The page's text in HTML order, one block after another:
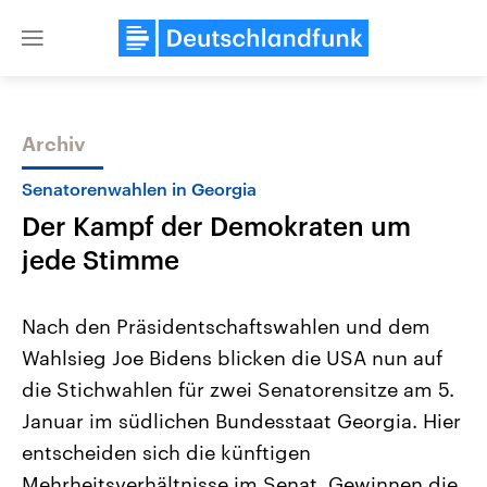
Close
Themen
Landtagswahl Sachsen-Anhalt
2026
Alle Informationen
Sachsen-Anhalt wählt am 6.
September 2026 einen neuen
Landtag. Seit 2021 wird das
Bundesland von einer Koalition aus
Aktuelle Beiträge,
Hintergründe
Wirtschaftlich und
gehören die Vereinigten
den mächtigsten Ländern
mit großem Einfluss auf
Archiv
Senatorenwahlen in Georgia
Der Kampf der Demokraten um
jede Stimme
Nach den Präsidentschaftswahlen und dem
Wahlsieg Joe Bidens blicken die USA nun auf
die Stichwahlen für zwei Senatorensitze am 5.
Januar im südlichen Bundesstaat Georgia. Hier
entscheiden sich die künftigen